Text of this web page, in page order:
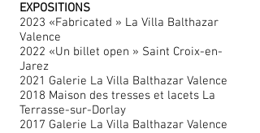
EXPOSITIONS
2023 «Fabricated » La Villa Balthazar
Valence
2022 «Un billet open » Saint Croix-en-
Jarez
2021 Galerie La Villa Balthazar Valence
2018 Maison des tresses et lacets La
Terrasse-sur-Dorlay
2017 Galerie La Villa Balthazar Valence